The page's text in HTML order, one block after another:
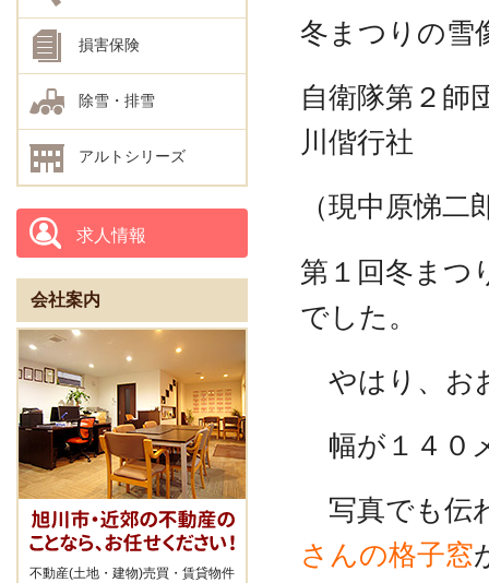
冬まつりの雪
自衛隊第２師
川偕行社
（現中原悌
第１回冬まつ
でした。
やはり、お
幅が１４０
写真でも伝
さんの格子窓
損害保険
除雪・排雪
アルトシリーズ
求人情報
会社案内
不動産(土地・建物)売買・賃貸物件